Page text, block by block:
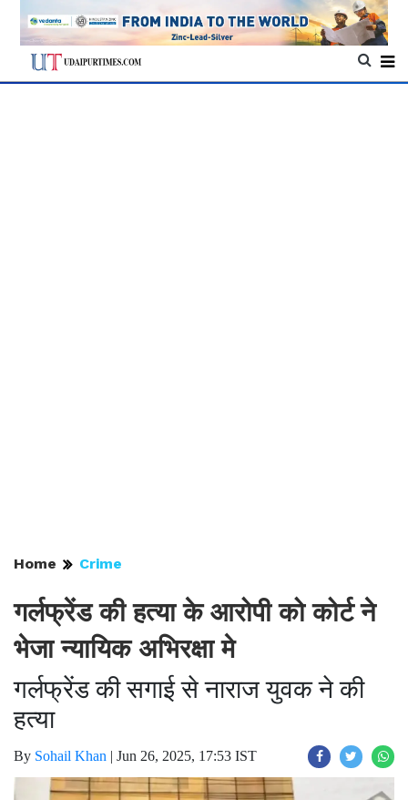
Home Crime
गर्लफ्रेंड की हत्या के आरोपी को कोर्ट ने
भेजा न्यायिक अभिरक्षा मे
गर्लफ्रेंड की सगाई से नाराज युवक ने की
हत्या
By Sohail Khan | Jun 26, 2025, 17:53 IST